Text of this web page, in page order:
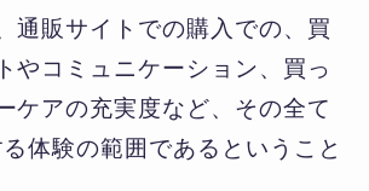
通販サイトでの購入での、買
やコミュニケーション、買っ
ケアの充実度など、その全て
体験の範囲であるということ